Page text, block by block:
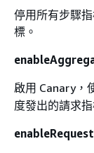
停用所有步驟
標。
啟用 Canary，
度發出的請求指